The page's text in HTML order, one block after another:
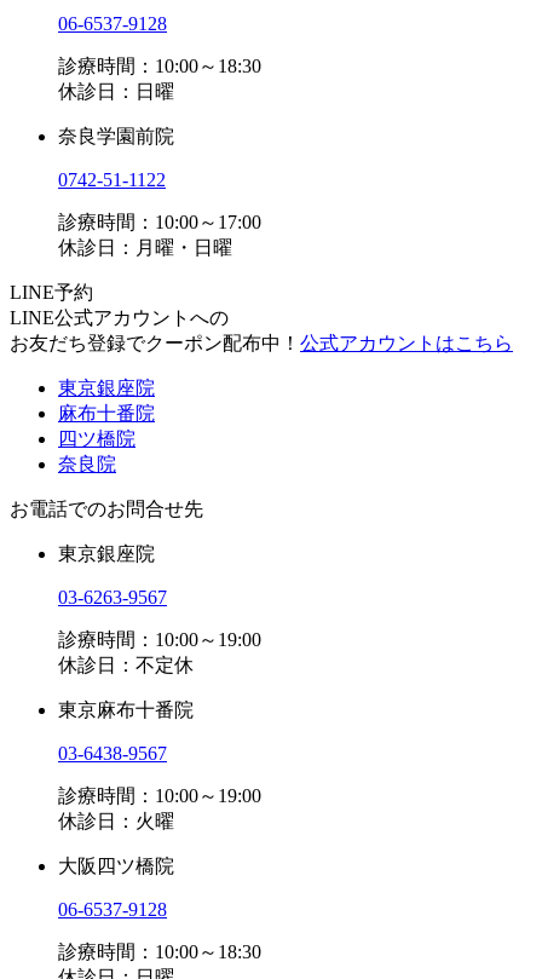
06-6537-9128
診療時間：10:00～18:30
休診日：日曜
奈良学園前院
0742-51-1122
診療時間：10:00～17:00
休診日：月曜・日曜
LINE予約
LINE公式アカウントへの
お友だち登録でクーポン配布中！ 公式アカウントはこちら
東京銀座院
麻布十番院
四ツ橋院
奈良院
お電話でのお問合せ先
東京銀座院
03-6263-9567
診療時間：10:00～19:00
休診日：不定休
東京麻布十番院
03-6438-9567
診療時間：10:00～19:00
休診日：火曜
大阪四ツ橋院
06-6537-9128
診療時間：10:00～18:30